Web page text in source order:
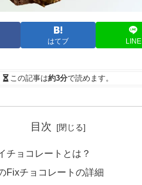
はてブ LINE
この記事は約3分で読めます。
目次
チョコレートとは？
Fixチョコレートの詳細